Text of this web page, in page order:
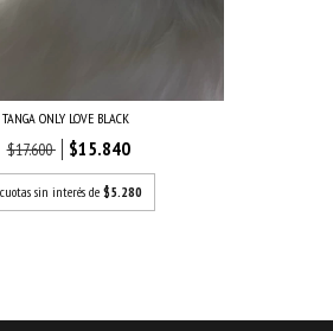
TANGA ONLY LOVE BLACK
$17.600 $15.840
cuotas sin interés de $5.280